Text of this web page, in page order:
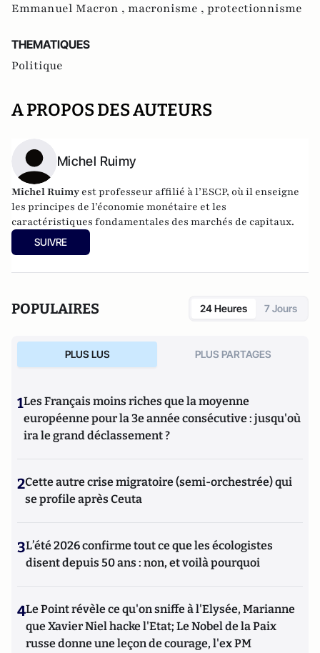
Emmanuel Macron , macronisme , protectionnisme
THEMATIQUES
Politique
A PROPOS DES AUTEURS
Michel Ruimy
Michel Ruimy est professeur affilié à l’ESCP, où il enseigne
les principes de l’économie monétaire et les
caractéristiques fondamentales des marchés de capitaux.
SUIVRE
POPULAIRES 24 Heures 7 Jours
PLUS LUS PLUS PARTAGES
1Les Français moins riches que la moyenne
européenne pour la 3e année consécutive : jusqu'où
ira le grand déclassement ?
2Cette autre crise migratoire (semi-orchestrée) qui
se profile après Ceuta
3L’été 2026 confirme tout ce que les écologistes
disent depuis 50 ans : non, et voilà pourquoi
4Le Point révèle ce qu'on sniffe à l'Elysée, Marianne
que Xavier Niel hacke l'Etat; Le Nobel de la Paix
russe donne une leçon de courage, l'ex PM